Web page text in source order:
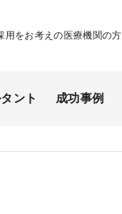
用をお考えの医療機関の方
ント 成功事例